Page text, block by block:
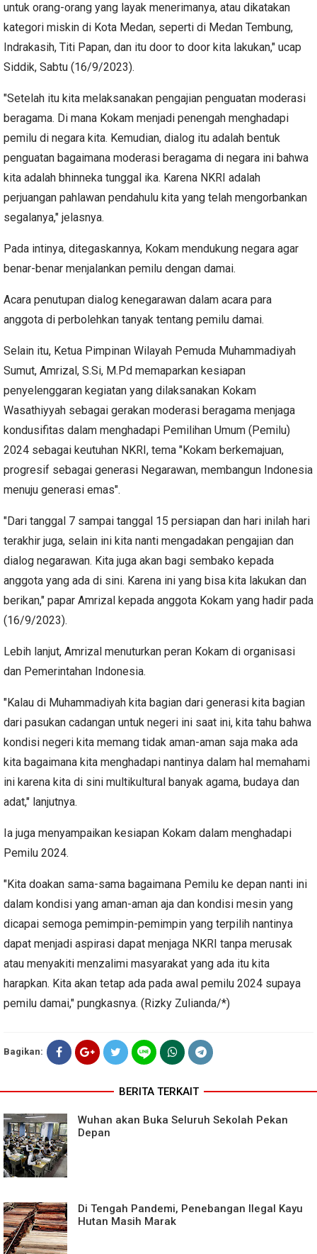
untuk orang-orang yang layak menerimanya, atau dikatakan
kategori miskin di Kota Medan, seperti di Medan Tembung,
Indrakasih, Titi Papan, dan itu door to door kita lakukan," ucap
Siddik, Sabtu (16/9/2023).
"Setelah itu kita melaksanakan pengajian penguatan moderasi
beragama. Di mana Kokam menjadi penengah menghadapi
pemilu di negara kita. Kemudian, dialog itu adalah bentuk
penguatan bagaimana moderasi beragama di negara ini bahwa
kita adalah bhinneka tunggal ika. Karena NKRI adalah
perjuangan pahlawan pendahulu kita yang telah mengorbankan
segalanya," jelasnya.
Pada intinya, ditegaskannya, Kokam mendukung negara agar
benar-benar menjalankan pemilu dengan damai.
Acara penutupan dialog kenegarawan dalam acara para
anggota di perbolehkan tanyak tentang pemilu damai.
Selain itu, Ketua Pimpinan Wilayah Pemuda Muhammadiyah
Sumut, Amrizal, S.Si, M.Pd memaparkan kesiapan
penyelenggaran kegiatan yang dilaksanakan Kokam
Wasathiyyah sebagai gerakan moderasi beragama menjaga
kondusifitas dalam menghadapi Pemilihan Umum (Pemilu)
2024 sebagai keutuhan NKRI, tema "Kokam berkemajuan,
progresif sebagai generasi Negarawan, membangun Indonesia
menuju generasi emas".
"Dari tanggal 7 sampai tanggal 15 persiapan dan hari inilah hari
terakhir juga, selain ini kita nanti mengadakan pengajian dan
dialog negarawan. Kita juga akan bagi sembako kepada
anggota yang ada di sini. Karena ini yang bisa kita lakukan dan
berikan," papar Amrizal kepada anggota Kokam yang hadir pada
(16/9/2023).
Lebih lanjut, Amrizal menuturkan peran Kokam di organisasi
dan Pemerintahan Indonesia.
"Kalau di Muhammadiyah kita bagian dari generasi kita bagian
dari pasukan cadangan untuk negeri ini saat ini, kita tahu bahwa
kondisi negeri kita memang tidak aman-aman saja maka ada
kita bagaimana kita menghadapi nantinya dalam hal memahami
ini karena kita di sini multikultural banyak agama, budaya dan
adat," lanjutnya.
Ia juga menyampaikan kesiapan Kokam dalam menghadapi
Pemilu 2024.
"Kita doakan sama-sama bagaimana Pemilu ke depan nanti ini
dalam kondisi yang aman-aman aja dan kondisi mesin yang
dicapai semoga pemimpin-pemimpin yang terpilih nantinya
dapat menjadi aspirasi dapat menjaga NKRI tanpa merusak
atau menyakiti menzalimi masyarakat yang ada itu kita
harapkan. Kita akan tetap ada pada awal pemilu 2024 supaya
pemilu damai," pungkasnya. (Rizky Zulianda/*)
Bagikan:
BERITA TERKAIT
Wuhan akan Buka Seluruh Sekolah Pekan
Depan
Di Tengah Pandemi, Penebangan Ilegal Kayu
Hutan Masih Marak